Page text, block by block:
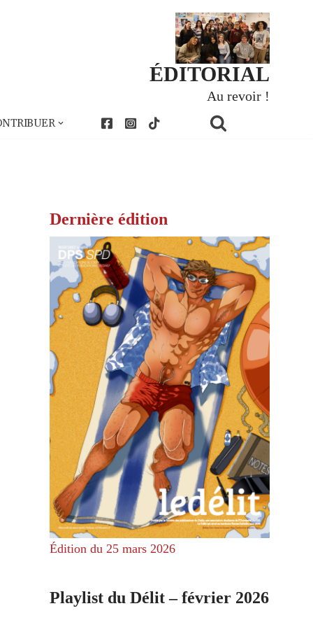
ÉDITORIAL
Au revoir !
Dernière édition
Édition du 25 mars 2026
Playlist du Délit – février 2026